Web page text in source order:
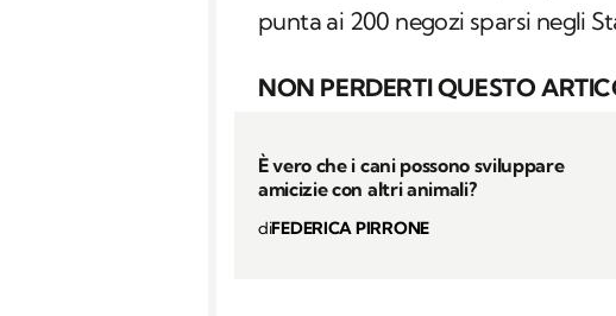
punta ai 200 negozi sparsi negli
NON PERDERTI QUESTO
È vero che i cani possono sviluppare
amicizie con altri animali?
diFEDERICA PIRRONE